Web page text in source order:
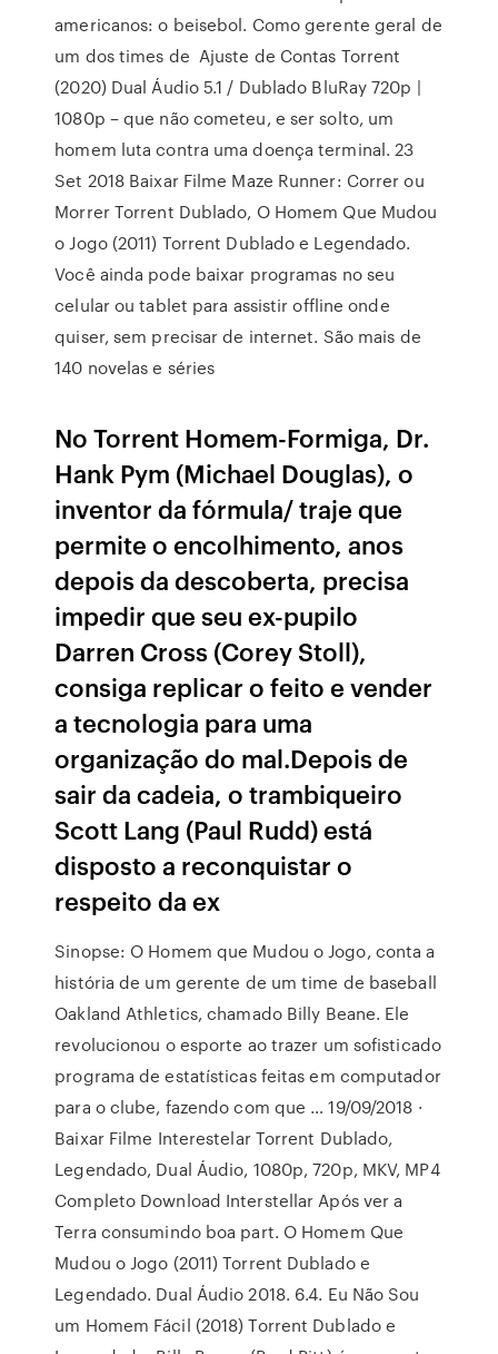
americanos: o beisebol. Como gerente geral de
um dos times de Ajuste de Contas Torrent
(2020) Dual Áudio 5.1 / Dublado BluRay 720p |
1080p – que não cometeu, e ser solto, um
homem luta contra uma doença terminal. 23
Set 2018 Baixar Filme Maze Runner: Correr ou
Morrer Torrent Dublado, O Homem Que Mudou
o Jogo (2011) Torrent Dublado e Legendado.
Você ainda pode baixar programas no seu
celular ou tablet para assistir offline onde
quiser, sem precisar de internet. São mais de
140 novelas e séries
No Torrent Homem-Formiga, Dr.
Hank Pym (Michael Douglas), o
inventor da fórmula/ traje que
permite o encolhimento, anos
depois da descoberta, precisa
impedir que seu ex-pupilo
Darren Cross (Corey Stoll),
consiga replicar o feito e vender
a tecnologia para uma
organização do mal.Depois de
sair da cadeia, o trambiqueiro
Scott Lang (Paul Rudd) está
disposto a reconquistar o
respeito da ex
Sinopse: O Homem que Mudou o Jogo, conta a
história de um gerente de um time de baseball
Oakland Athletics, chamado Billy Beane. Ele
revolucionou o esporte ao trazer um sofisticado
programa de estatísticas feitas em computador
para o clube, fazendo com que … 19/09/2018 ·
Baixar Filme Interestelar Torrent Dublado,
Legendado, Dual Áudio, 1080p, 720p, MKV, MP4
Completo Download Interstellar Após ver a
Terra consumindo boa part. O Homem Que
Mudou o Jogo (2011) Torrent Dublado e
Legendado. Dual Áudio 2018. 6.4. Eu Não Sou
um Homem Fácil (2018) Torrent Dublado e